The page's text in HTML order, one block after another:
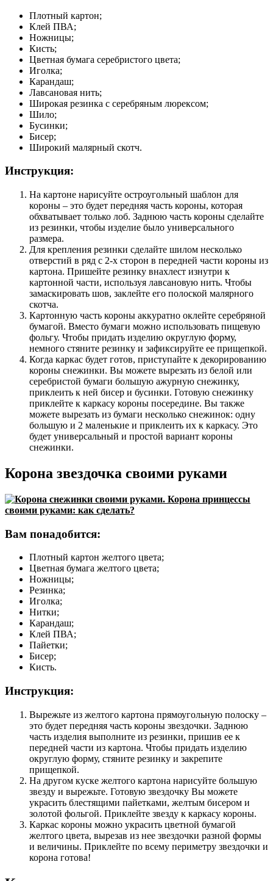
Плотный картон;
Клей ПВА;
Ножницы;
Кисть;
Цветная бумага серебристого цвета;
Иголка;
Карандаш;
Лавсановая нить;
Широкая резинка с серебряным люрексом;
Шило;
Бусинки;
Бисер;
Широкий малярный скотч.
Инструкция:
На картоне нарисуйте остроугольный шаблон для
короны – это будет передняя часть короны, которая
обхватывает только лоб. Заднюю часть короны сделайте
из резинки, чтобы изделие было универсального
размера.
Для крепления резинки сделайте шилом несколько
отверстий в ряд с 2-х сторон в передней части короны из
картона. Пришейте резинку внахлест изнутри к
картонной части, используя лавсановую нить. Чтобы
замаскировать шов, заклейте его полоской малярного
скотча.
Картонную часть короны аккуратно оклейте серебряной
бумагой. Вместо бумаги можно использовать пищевую
фольгу. Чтобы придать изделию округлую форму,
немного стяните резинку и зафиксируйте ее прищепкой.
Когда каркас будет готов, приступайте к декорированию
короны снежинки. Вы можете вырезать из белой или
серебристой бумаги большую ажурную снежинку,
приклеить к ней бисер и бусинки. Готовую снежинку
приклейте к каркасу короны посередине. Вы также
можете вырезать из бумаги несколько снежинок: одну
большую и 2 маленькие и приклеить их к каркасу. Это
будет универсальный и простой вариант короны
снежинки.
Корона звездочка своими руками
Вам понадобится:
Плотный картон желтого цвета;
Цветная бумага желтого цвета;
Ножницы;
Резинка;
Иголка;
Нитки;
Карандаш;
Клей ПВА;
Пайетки;
Бисер;
Кисть.
Инструкция:
Вырежьте из желтого картона прямоугольную полоску –
это будет передняя часть короны звездочки. Заднюю
часть изделия выполните из резинки, пришив ее к
передней части из картона. Чтобы придать изделию
округлую форму, стяните резинку и закрепите
прищепкой.
На другом куске желтого картона нарисуйте большую
звезду и вырежьте. Готовую звездочку Вы можете
украсить блестящими пайетками, желтым бисером и
золотой фольгой. Приклейте звезду к каркасу короны.
Каркас короны можно украсить цветной бумагой
желтого цвета, вырезав из нее звездочки разной формы
и величины. Приклейте по всему периметру звездочки и
корона готова!